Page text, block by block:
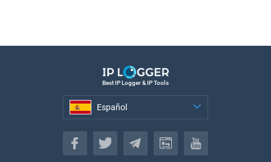
Best IP Logger & IP Tools
Español
Español